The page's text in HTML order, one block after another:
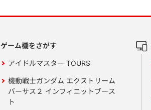
ゲーム機をさがす
アイドルマスター TOURS
機動戦士ガンダム エクストリーム
バーサス２ インフィニットブース
ト